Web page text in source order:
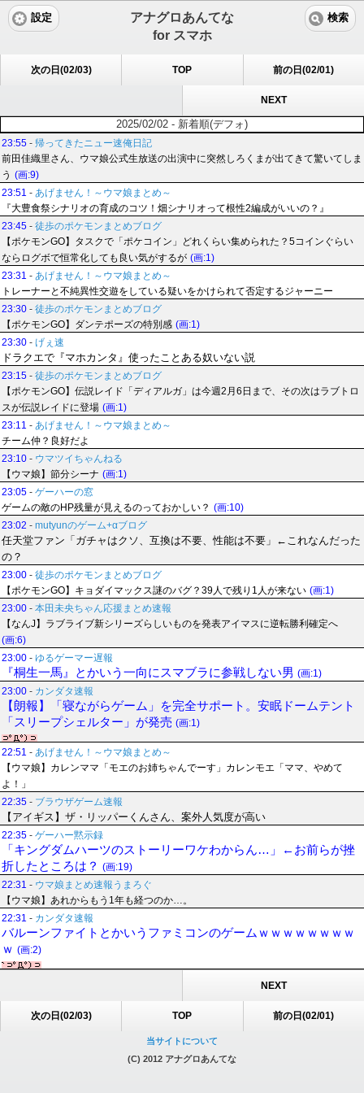
アナグロあんてな
for スマホ
設定 検索
次の日(02/03) TOP 前の日(02/01)
NEXT
2025/02/02 - 新着順(デフォ)
23:55 - 帰ってきたニュー速俺日記
前田佳織里さん、ウマ娘公式生放送の出演中に突然しろくまが出てきて驚いてしま
う (画:9)
23:51 - あげません！～ウマ娘まとめ～
『大豊食祭シナリオの育成のコツ！畑シナリオって根性2編成がいいの？』
23:45 - 徒歩のポケモンまとめブログ
【ポケモンGO】タスクで「ポケコイン」どれくらい集められた？5コインぐらい
ならログボで恒常化しても良い気がするが (画:1)
23:31 - あげません！～ウマ娘まとめ～
トレーナーと不純異性交遊をしている疑いをかけられて否定するジャーニー
23:30 - 徒歩のポケモンまとめブログ
【ポケモンGO】ダンテポーズの特別感 (画:1)
23:30 - げぇ速
ドラクエで『マホカンタ』使ったことある奴いない説
23:15 - 徒歩のポケモンまとめブログ
【ポケモンGO】伝説レイド「ディアルガ」は今週2月6日まで、その次はラブトロ
スが伝説レイドに登場 (画:1)
23:11 - あげません！～ウマ娘まとめ～
チーム仲？良好だよ
23:10 - ウマツイちゃんねる
【ウマ娘】節分シーナ (画:1)
23:05 - ゲーハーの窓
ゲームの敵のHP残量が見えるのっておかしい？ (画:10)
23:02 - mutyunのゲーム+αブログ
任天堂ファン「ガチャはクソ、互換は不要、性能は不要」←これなんだった
の？
23:00 - 徒歩のポケモンまとめブログ
【ポケモンGO】キョダイマックス謎のバグ？39人で残り1人が来ない (画:1)
23:00 - 本田未央ちゃん応援まとめ速報
【なんJ】ラブライブ新シリーズらしいものを発表アイマスに逆転勝利確定へ
(画:6)
23:00 - ゆるゲーマー遅報
『桐生一馬』とかいう一向にスマブラに参戦しない男 (画:1)
23:00 - カンダタ速報
【朗報】「寝ながらゲーム」を完全サポート。安眠ドームテント
「スリープシェルター」が発売 (画:1)
22:51 - あげません！～ウマ娘まとめ～
【ウマ娘】カレンママ「モエのお姉ちゃんでーす」カレンモエ「ママ、やめて
よ！」
22:35 - ブラウザゲーム速報
【アイギス】ザ・リッパーくんさん、案外人気度が高い
22:35 - ゲーハー黙示録
「キングダムハーツのストーリーワケわからん…」←お前らが挫
折したところは？ (画:19)
22:31 - ウマ娘まとめ速報うまろぐ
【ウマ娘】あれからもう1年も経つのか…。
22:31 - カンダタ速報
バルーンファイトとかいうファミコンのゲームｗｗｗｗｗｗｗｗ
ｗ (画:2)
NEXT
次の日(02/03) TOP 前の日(02/01)
当サイトについて
(C) 2012 アナグロあんてな